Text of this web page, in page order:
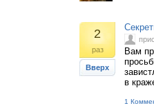
2
раз
Вверх
Вам
в
1